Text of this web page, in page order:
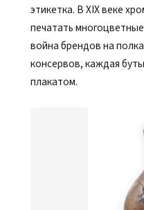
этикетка. В XIX веке
печатать
война брендов на
консервов, каждая
плакатом.